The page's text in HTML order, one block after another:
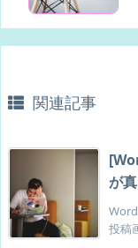
関連記事
が
投稿